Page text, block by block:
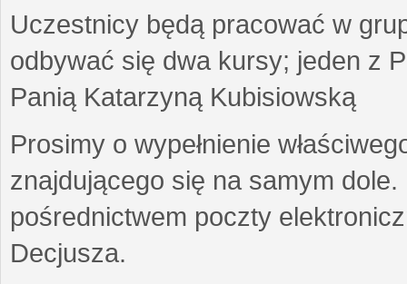
Uczestnicy będą pracować w
odbywać się dwa kursy; jeden z
Panią Katarzyną Kubisiowską
Prosimy o wypełnienie
znajdującego się na samym
pośrednictwem poczty
Decjusza.